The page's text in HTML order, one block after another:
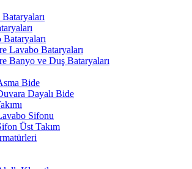
Bataryaları
Lavabo Bataryaları
Banyo ve Duş Bataryaları
Bide
Dayalı Bide
Sifonu
Üst Takım